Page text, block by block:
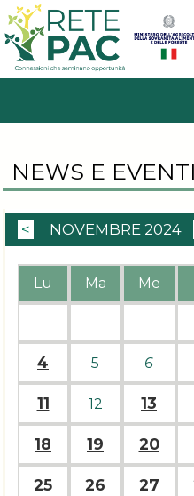
NEWS E EVENTI
< NOVEMBRE 2024
Lu Ma Me
4 5 6
11 12 13
18 19 20
25 26 27